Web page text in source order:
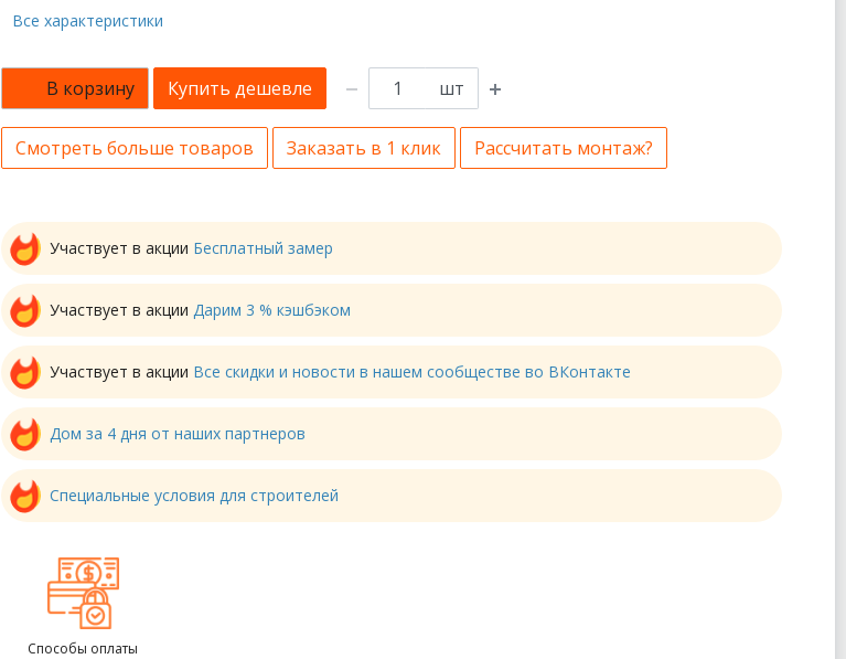
Все характеристики
В корзину Купить дешевле шт
Смотреть больше товаров Заказать в 1 клик Рассчитать монтаж?
Участвует в акции Бесплатный замер
Участвует в акции Дарим 3 % кэшбэком
Участвует в акции Все скидки и новости в нашем сообществе во ВКонтакте
Дом за 4 дня от наших партнеров
Специальные условия для строителей
Способы оплаты